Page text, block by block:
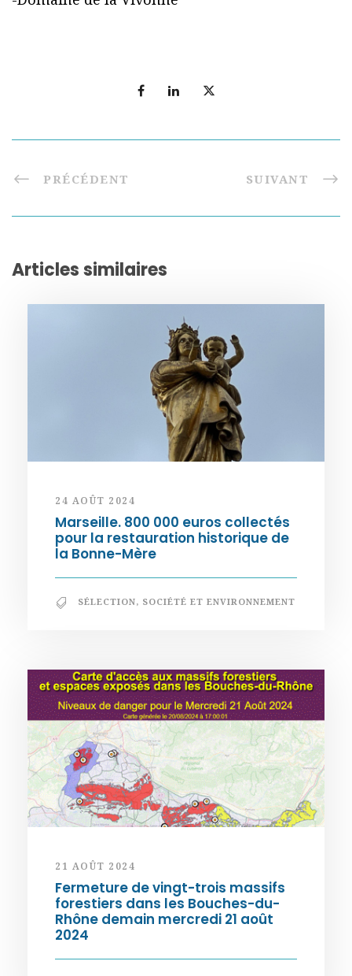
PRÉCÉDENT SUIVANT
Articles similaires
24 AOÛT 2024
Marseille. 800 000 euros collectés
pour la restauration historique de
la Bonne-Mère
SÉLECTION, SOCIÉTÉ ET ENVIRONNEMENT
21 AOÛT 2024
Fermeture de vingt-trois massifs
forestiers dans les Bouches-du-
Rhône demain mercredi 21 août
2024